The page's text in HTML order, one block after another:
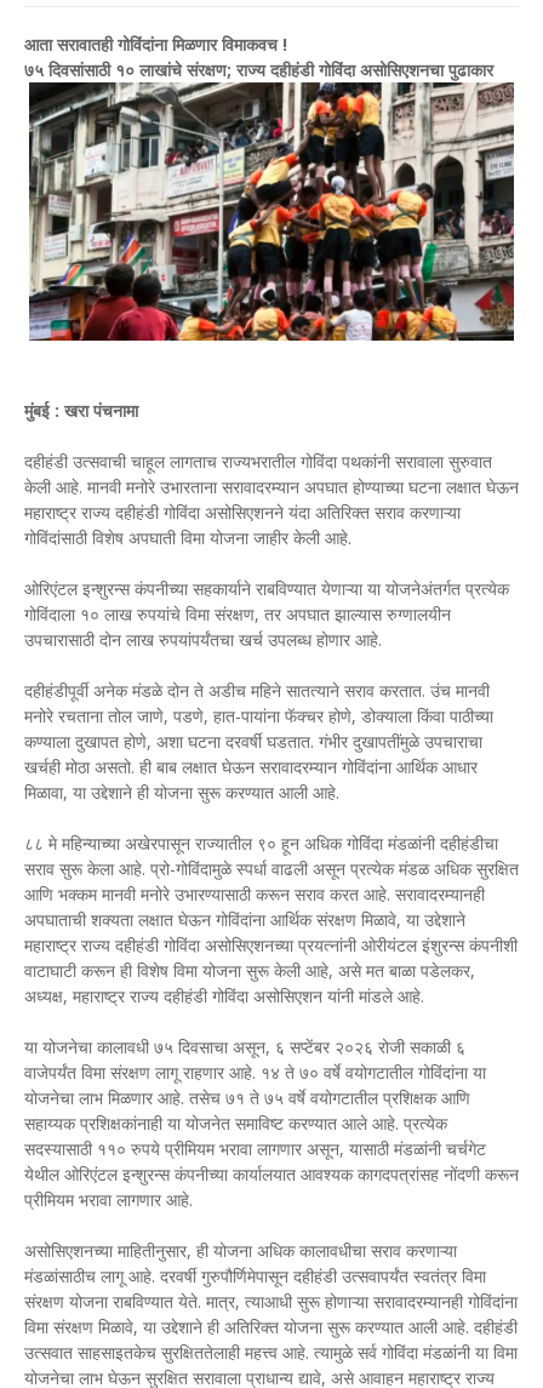
आता सरावातही गोविंदांना मिळणार विमाकवच !
७५ दिवसांसाठी १० लाखांचे संरक्षण; राज्य दहीहंडी गोविंदा असोसिएशनचा पुढाकार
मुंबई : खरा पंचनामा
दहीहंडी उत्सवाची चाहूल लागताच राज्यभरातील गोविंदा पथकांनी सरावाला सुरुवात
केली आहे. मानवी मनोरे उभारताना सरावादरम्यान अपघात होण्याच्या घटना लक्षात घेऊन
महाराष्ट्र राज्य दहीहंडी गोविंदा असोसिएशनने यंदा अतिरिक्त सराव करणाऱ्या
गोविंदांसाठी विशेष अपघाती विमा योजना जाहीर केली आहे.
ओरिएंटल इन्शुरन्स कंपनीच्या सहकार्याने राबविण्यात येणाऱ्या या योजनेअंतर्गत प्रत्येक
गोविंदाला १० लाख रुपयांचे विमा संरक्षण, तर अपघात झाल्यास रुग्णालयीन
उपचारासाठी दोन लाख रुपयांपर्यंतचा खर्च उपलब्ध होणार आहे.
दहीहंडीपूर्वी अनेक मंडळे दोन ते अडीच महिने सातत्याने सराव करतात. उंच मानवी
मनोरे रचताना तोल जाणे, पडणे, हात-पायांना फॅक्चर होणे, डोक्याला किंवा पाठीच्या
कण्याला दुखापत होणे, अशा घटना दरवर्षी घडतात. गंभीर दुखापतींमुळे उपचाराचा
खर्चही मोठा असतो. ही बाब लक्षात घेऊन सरावादरम्यान गोविंदांना आर्थिक आधार
मिळावा, या उद्देशाने ही योजना सुरू करण्यात आली आहे.
८८ मे महिन्याच्या अखेरपासून राज्यातील ९० हून अधिक गोविंदा मंडळांनी दहीहंडीचा
सराव सुरू केला आहे. प्रो-गोविंदामुळे स्पर्धा वाढली असून प्रत्येक मंडळ अधिक सुरक्षित
आणि भक्कम मानवी मनोरे उभारण्यासाठी करून सराव करत आहे. सरावादरम्यानही
अपघाताची शक्यता लक्षात घेऊन गोविंदांना आर्थिक संरक्षण मिळावे, या उद्देशाने
महाराष्ट्र राज्य दहीहंडी गोविंदा असोसिएशनच्या प्रयत्नांनी ओरीयंटल इंशुरन्स कंपनीशी
वाटाघाटी करून ही विशेष विमा योजना सुरू केली आहे, असे मत बाळा पडेलकर,
अध्यक्ष, महाराष्ट्र राज्य दहीहंडी गोविंदा असोसिएशन यांनी मांडले आहे.
या योजनेचा कालावधी ७५ दिवसाचा असून, ६ सप्टेंबर २०२६ रोजी सकाळी ६
वाजेपर्यंत विमा संरक्षण लागू राहणार आहे. १४ ते ७० वर्षे वयोगटातील गोविंदांना या
योजनेचा लाभ मिळणार आहे. तसेच ७१ ते ७५ वर्षे वयोगटातील प्रशिक्षक आणि
सहाय्यक प्रशिक्षकांनाही या योजनेत समाविष्ट करण्यात आले आहे. प्रत्येक
सदस्यासाठी ११० रुपये प्रीमियम भरावा लागणार असून, यासाठी मंडळांनी चर्चगेट
येथील ओरिएंटल इन्शुरन्स कंपनीच्या कार्यालयात आवश्यक कागदपत्रांसह नोंदणी करून
प्रीमियम भरावा लागणार आहे.
असोसिएशनच्या माहितीनुसार, ही योजना अधिक कालावधीचा सराव करणाऱ्या
मंडळांसाठीच लागू आहे. दरवर्षी गुरुपौर्णिमेपासून दहीहंडी उत्सवापर्यंत स्वतंत्र विमा
संरक्षण योजना राबविण्यात येते. मात्र, त्याआधी सुरू होणाऱ्या सरावादरम्यानही गोविंदांना
विमा संरक्षण मिळावे, या उद्देशाने ही अतिरिक्त योजना सुरू करण्यात आली आहे. दहीहंडी
उत्सवात साहसाइतकेच सुरक्षिततेलाही महत्त्व आहे. त्यामुळे सर्व गोविंदा मंडळांनी या विमा
योजनेचा लाभ घेऊन सुरक्षित सरावाला प्राधान्य द्यावे, असे आवाहन महाराष्ट्र राज्य